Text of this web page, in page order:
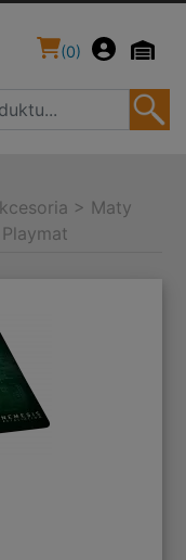
(0)
> Maty